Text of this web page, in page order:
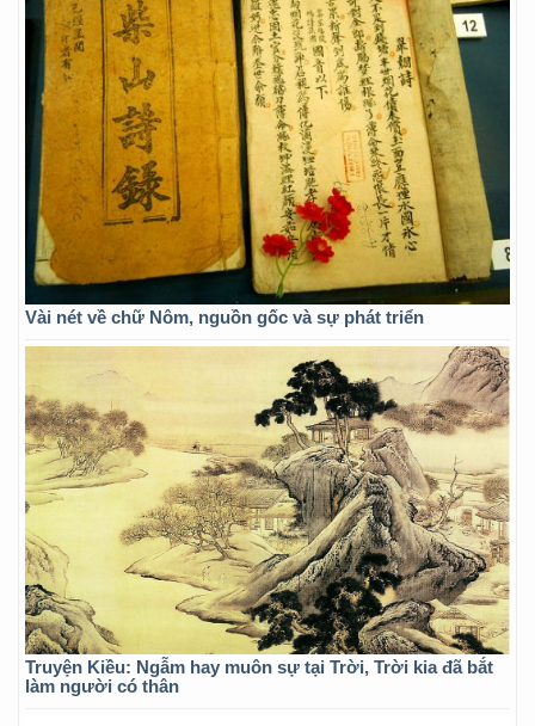
Vài nét về chữ Nôm, nguồn gốc và sự phát triển
Truyện Kiều: Ngẫm hay muôn sự tại Trời, Trời kia đã bắt
làm người có thân